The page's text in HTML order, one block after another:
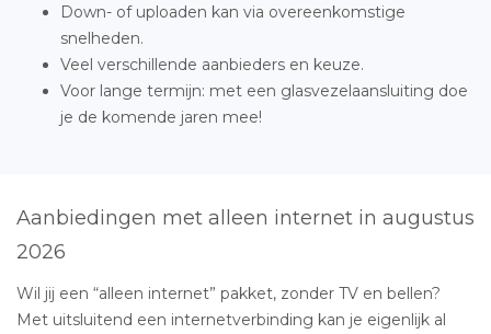
Down- of uploaden kan via overeenkomstige
snelheden.
Veel verschillende aanbieders en keuze.
Voor lange termijn: met een glasvezelaansluiting doe
je de komende jaren mee!
Aanbiedingen met alleen internet in augustus
2026
Wil jij een “alleen internet” pakket, zonder TV en bellen?
Met uitsluitend een internetverbinding kan je eigenlijk al